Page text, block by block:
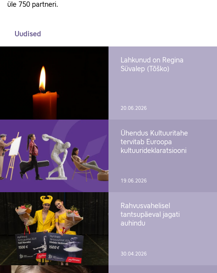
üle 750 partneri.
Uudised
Lahkunud on Regina
Süvalep (Tõško)
20.06.2026
Ühendus Kultuuritahe
tervitab Euroopa
kultuurideklaratsiooni
19.06.2026
Rahvusvahelisel
tantsupäeval jagati
auhindu
30.04.2026